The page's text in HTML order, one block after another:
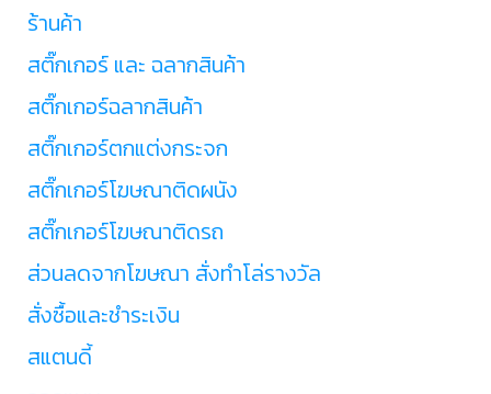
ร้านค้า
สติ๊กเกอร์ และ ฉลากสินค้า
สติ๊กเกอร์ฉลากสินค้า
สติ๊กเกอร์ตกแต่งกระจก
สติ๊กเกอร์โฆษณาติดผนัง
สติ๊กเกอร์โฆษณาติดรถ
ส่วนลดจากโฆษณา สั่งทำโล่รางวัล
สั่งซื้อและชำระเงิน
สแตนดี้